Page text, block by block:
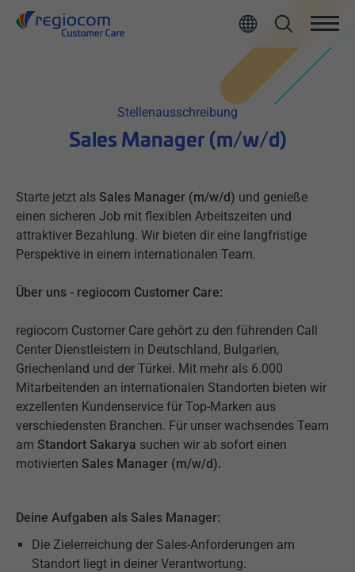
Stellenausschreibung
Sales Manager (m/w/d)
Starte jetzt als Sales Manager (m/w/d) und genieße
einen sicheren Job mit flexiblen Arbeitszeiten und
attraktiver Bezahlung. Wir bieten dir eine langfristige
Perspektive in einem internationalen Team.
Über uns - regiocom Customer Care:
regiocom Customer Care gehört zu den führenden Call
Center Dienstleistern in Deutschland, Bulgarien,
Griechenland und der Türkei. Mit mehr als 6.000
Mitarbeitenden an internationalen Standorten bieten wir
exzellenten Kundenservice für Top-Marken aus
verschiedensten Branchen. Für unser wachsendes Team
am Standort Sakarya suchen wir ab sofort einen
motivierten Sales Manager (m/w/d).
Deine Aufgaben als Sales Manager:
Die Zielerreichung der Sales-Anforderungen am
Standort liegt in deiner Verantwortung.